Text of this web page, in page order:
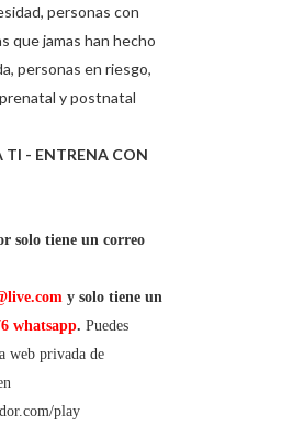
personas con
que jamas han hecho
personas en riesgo,
y postnatal
TI - ENTRENA CON
solo tiene un correo
y solo tiene un
whatsapp. Puedes
web privada de
play